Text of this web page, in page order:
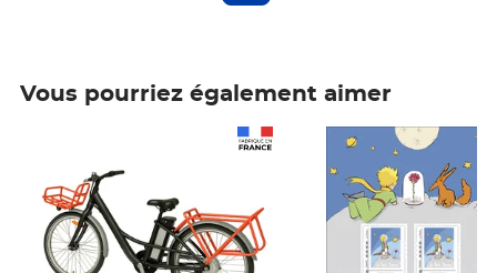
Vous pourriez également aimer
Prix 7,50€